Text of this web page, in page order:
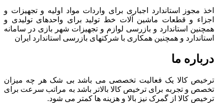
اخذ مجوز استاندارد اجباری برای واردات مواد اولیه و تجهیزات و
اجزاء و قطعات ماشین آلات خط تولید برای واحدهای تولیدی و
همچنین استاندارد و بازرسی لوازم و تجهیزات شهر بازی در سامانه
استاندارد و همچنین همکاری با شرکتهای بازرسی استاندارد ایران
درباره ما
ترخیص کالا یک فعالیت تخصصی می باشد بی شک هر چه میزان
تخصص و تجربه برای ترخیص کالا بالاتر باشد به مراتب سرعت برای
ترخیص کالا از گمرک نیز بالا و هزینه ها کمتر می شود.